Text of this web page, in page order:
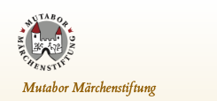
Mutabor Märchenstiftung